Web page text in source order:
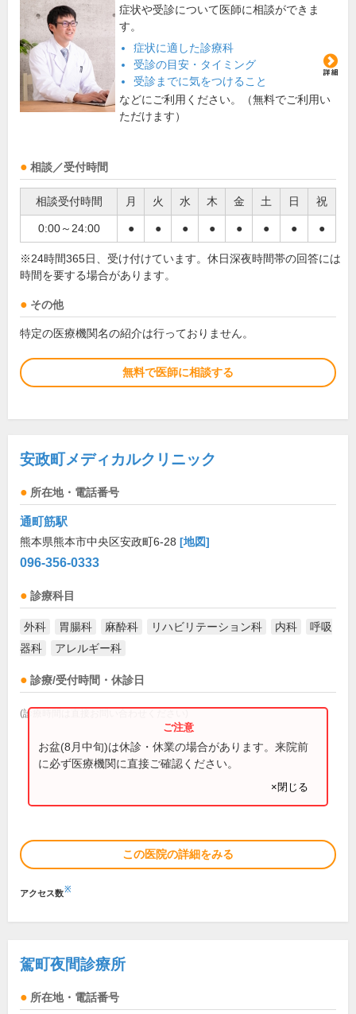
症状や受診について医師に相談ができま
す。
症状に適した診療科
受診の目安・タイミング
受診までに気をつけること
などにご利用ください。（無料でご利用い
ただけます）
相談／受付時間
相談受付時間 月 火 水 木 金 土 日 祝
0:00～24:00 ● ● ● ● ● ● ● ●
※24時間365日、受け付けています。休日深夜時間帯の回答には
時間を要する場合があります。
その他
特定の医療機関名の紹介は行っておりません。
無料で医師に相談する
安政町メディカルクリニック
所在地・電話番号
通町筋駅
熊本県熊本市中央区安政町6-28 [地図]
096-356-0333
診療科目
外科 胃腸科 麻酔科 リハビリテーション科 内科
呼吸
器科
アレルギー科
診療/受付時間・休診日
(診療時間は直接お問い合わせください)
お盆(8月中旬)は休診・休業の場合があります。来院前
に必ず医療機関に直接ご確認ください。
×閉じる
この医院の詳細をみる
アクセス数※
駕町夜間診療所
所在地・電話番号